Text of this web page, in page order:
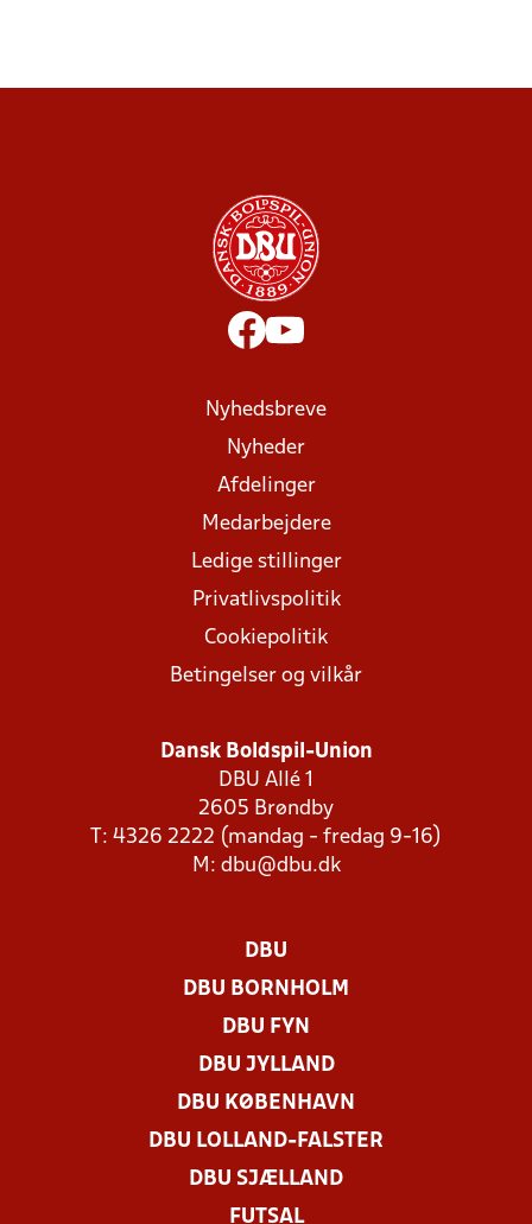
Nyhedsbreve
Nyheder
Afdelinger
Medarbejdere
Ledige stillinger
Privatlivspolitik
Cookiepolitik
Betingelser og vilkår
Dansk Boldspil-Union
DBU Allé 1
2605 Brøndby
T: 4326 2222 (mandag - fredag 9-16)
M: dbu@dbu.dk
DBU
DBU BORNHOLM
DBU FYN
DBU JYLLAND
DBU KØBENHAVN
DBU LOLLAND-FALSTER
DBU SJÆLLAND
FUTSAL